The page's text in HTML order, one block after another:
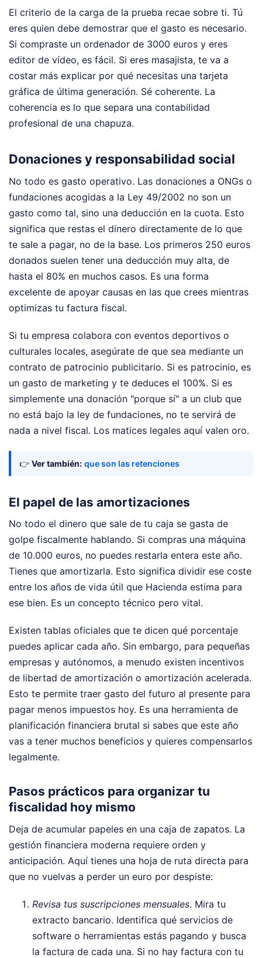
El criterio de la carga de la prueba recae sobre ti. Tú
eres quien debe demostrar que el gasto es necesario.
Si compraste un ordenador de 3000 euros y eres
editor de vídeo, es fácil. Si eres masajista, te va a
costar más explicar por qué necesitas una tarjeta
gráfica de última generación. Sé coherente. La
coherencia es lo que separa una contabilidad
profesional de una chapuza.
Donaciones y responsabilidad social
No todo es gasto operativo. Las donaciones a ONGs o
fundaciones acogidas a la Ley 49/2002 no son un
gasto como tal, sino una deducción en la cuota. Esto
significa que restas el dinero directamente de lo que
te sale a pagar, no de la base. Los primeros 250 euros
donados suelen tener una deducción muy alta, de
hasta el 80% en muchos casos. Es una forma
excelente de apoyar causas en las que crees mientras
optimizas tu factura fiscal.
Si tu empresa colabora con eventos deportivos o
culturales locales, asegúrate de que sea mediante un
contrato de patrocinio publicitario. Si es patrocinio, es
un gasto de marketing y te deduces el 100%. Si es
simplemente una donación "porque sí" a un club que
no está bajo la ley de fundaciones, no te servirá de
nada a nivel fiscal. Los matices legales aquí valen oro.
👉 Ver también: que son las retenciones
El papel de las amortizaciones
No todo el dinero que sale de tu caja se gasta de
golpe fiscalmente hablando. Si compras una máquina
de 10.000 euros, no puedes restarla entera este año.
Tienes que amortizarla. Esto significa dividir ese coste
entre los años de vida útil que Hacienda estima para
ese bien. Es un concepto técnico pero vital.
Existen tablas oficiales que te dicen qué porcentaje
puedes aplicar cada año. Sin embargo, para pequeñas
empresas y autónomos, a menudo existen incentivos
de libertad de amortización o amortización acelerada.
Esto te permite traer gasto del futuro al presente para
pagar menos impuestos hoy. Es una herramienta de
planificación financiera brutal si sabes que este año
vas a tener muchos beneficios y quieres compensarlos
legalmente.
Pasos prácticos para organizar tu
fiscalidad hoy mismo
Deja de acumular papeles en una caja de zapatos. La
gestión financiera moderna requiere orden y
anticipación. Aquí tienes una hoja de ruta directa para
que no vuelvas a perder un euro por despiste:
Revisa tus suscripciones mensuales. Mira tu
extracto bancario. Identifica qué servicios de
software o herramientas estás pagando y busca
la factura de cada una. Si no hay factura con tu